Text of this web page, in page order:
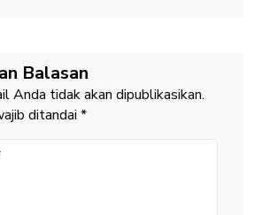
Balasan
Anda tidak akan dipublikasikan.
ditandai *